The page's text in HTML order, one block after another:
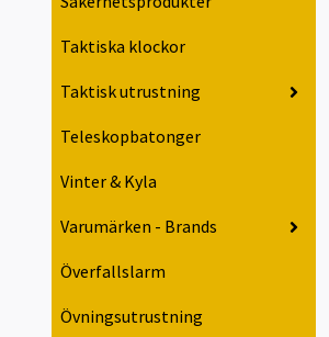
Taktiska klockor
Taktisk utrustning
Teleskopbatonger
Vinter & Kyla
Varumärken - Brands
Överfallslarm
Övningsutrustning